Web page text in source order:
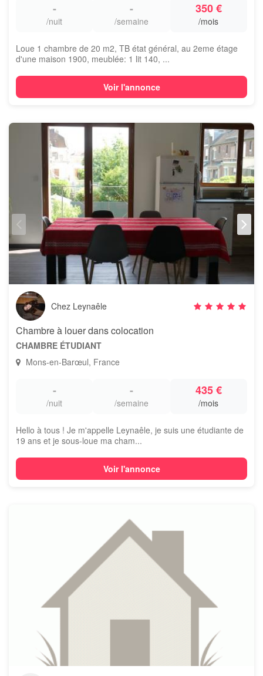
-
/nuit
-
/semaine
350 €
/mois
Loue 1 chambre de 20 m2, TB état général, au 2eme étage
d'une maison 1900, meublée: 1 lit 140, ...
Voir l'annonce
Chez Leynaêle
Chambre à louer dans colocation
CHAMBRE ÉTUDIANT
Mons-en-Barœul, France
-
/nuit
-
/semaine
435 €
/mois
Hello à tous ! Je m'appelle Leynaêle, je suis une étudiante de
19 ans et je sous-loue ma cham...
Voir l'annonce